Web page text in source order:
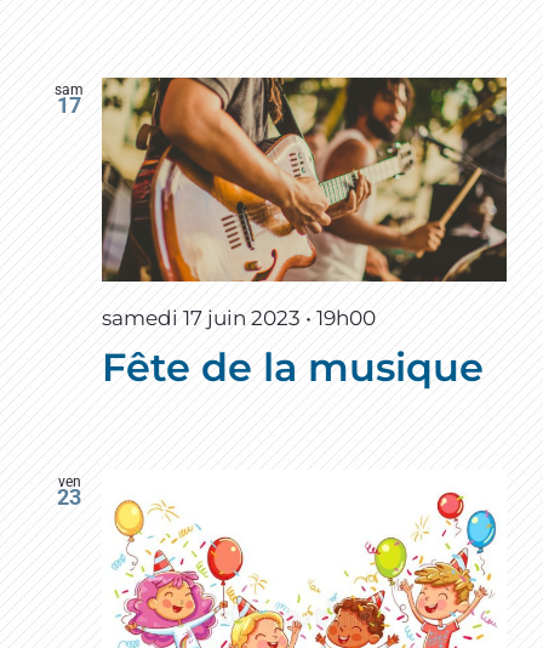
sam
17
samedi 17 juin 2023 • 19h00
Fête de la musique
ven
23